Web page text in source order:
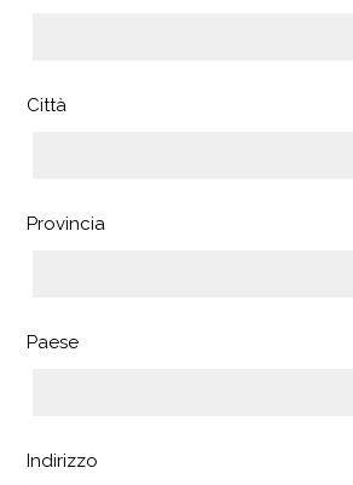
Città
Provincia
Paese
Indirizzo